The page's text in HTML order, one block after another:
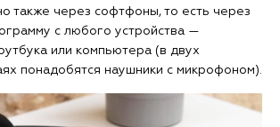
также через софтфоны, то есть через
с любого устройства —
или компьютера (в двух
понадобятся наушники с микрофоном).